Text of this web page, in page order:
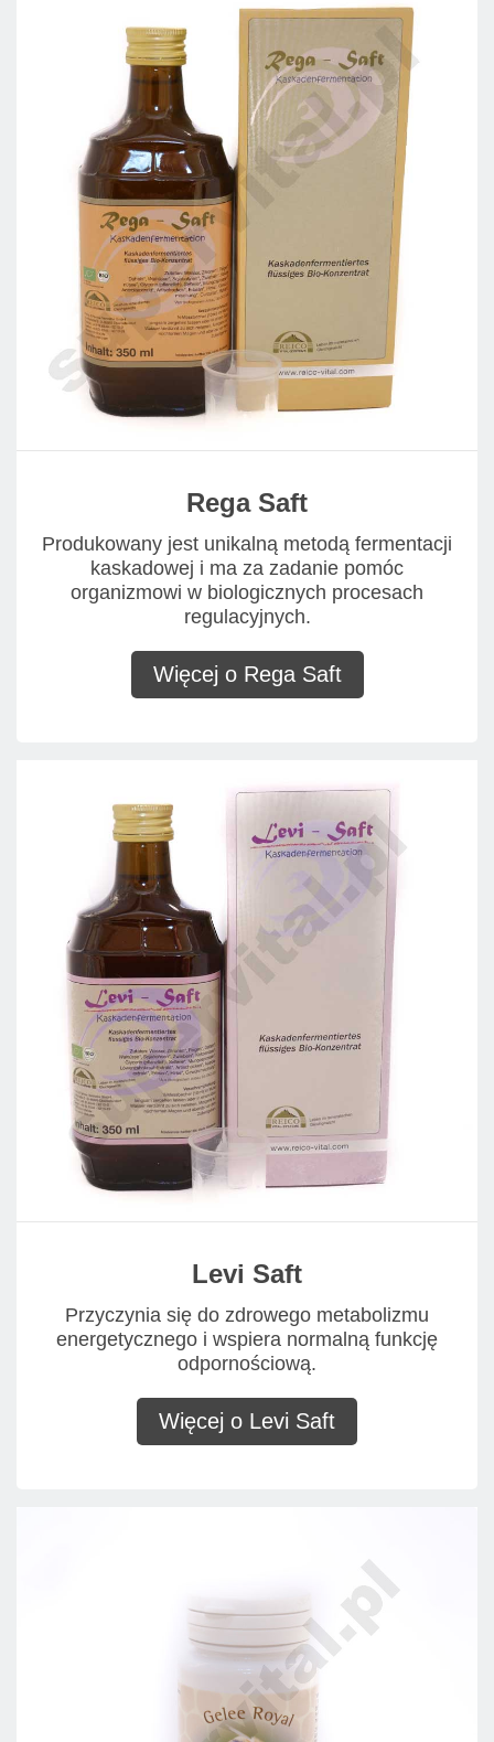
Rega Saft
Produkowany jest unikalną metodą fermentacji
kaskadowej i ma za zadanie pomóc
organizmowi w biologicznych procesach
regulacyjnych.
Więcej o Rega Saft
Levi Saft
Przyczynia się do zdrowego metabolizmu
energetycznego i wspiera normalną funkcję
odpornościową.
Więcej o Levi Saft